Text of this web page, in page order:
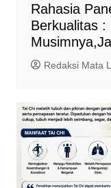
Rahasia
Berkualitas :
Redaksi Mata